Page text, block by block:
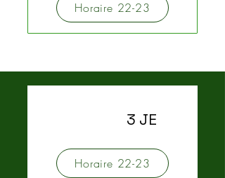
Horaire 22-23
3 JE
Horaire 22-23